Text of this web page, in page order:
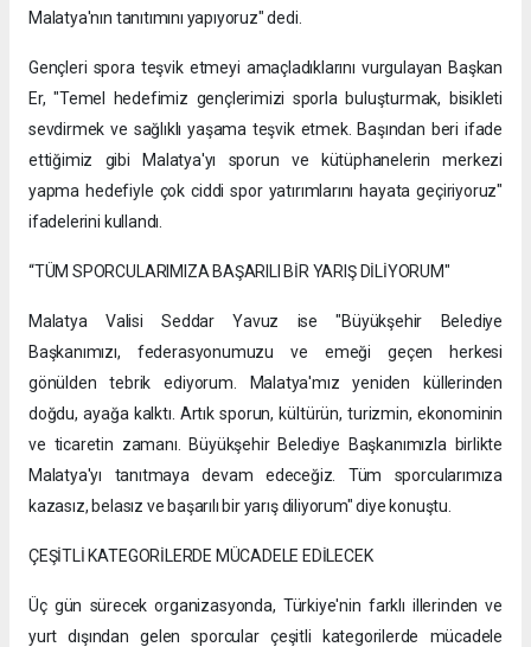
Malatya'nın tanıtımını yapıyoruz" dedi.
Gençleri spora teşvik etmeyi amaçladıklarını vurgulayan Başkan
Er, "Temel hedefimiz gençlerimizi sporla buluşturmak, bisikleti
sevdirmek ve sağlıklı yaşama teşvik etmek. Başından beri ifade
ettiğimiz gibi Malatya'yı sporun ve kütüphanelerin merkezi
yapma hedefiyle çok ciddi spor yatırımlarını hayata geçiriyoruz"
ifadelerini kullandı.
“TÜM SPORCULARIMIZA BAŞARILI BİR YARIŞ DİLİYORUM"
Malatya Valisi Seddar Yavuz ise "Büyükşehir Belediye
Başkanımızı, federasyonumuzu ve emeği geçen herkesi
gönülden tebrik ediyorum. Malatya'mız yeniden küllerinden
doğdu, ayağa kalktı. Artık sporun, kültürün, turizmin, ekonominin
ve ticaretin zamanı. Büyükşehir Belediye Başkanımızla birlikte
Malatya'yı tanıtmaya devam edeceğiz. Tüm sporcularımıza
kazasız, belasız ve başarılı bir yarış diliyorum" diye konuştu.
ÇEŞİTLİ KATEGORİLERDE MÜCADELE EDİLECEK
Üç gün sürecek organizasyonda, Türkiye'nin farklı illerinden ve
yurt dışından gelen sporcular çeşitli kategorilerde mücadele